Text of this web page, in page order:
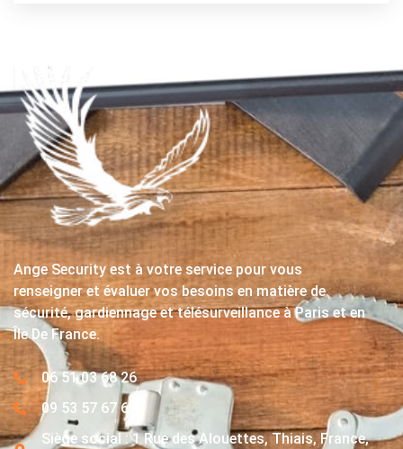
Ange Security est à votre service pour vous
renseigner et évaluer vos besoins en matière de
sécurité, gardiennage et télésurveillance à Paris et en
Île De France.
06 51 03 68 26
09 53 57 67 63
Siège social : 1 Rue des Alouettes, Thiais, France,